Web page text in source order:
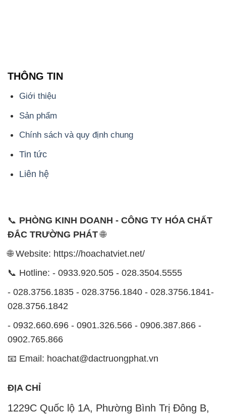
THÔNG TIN
Giới thiệu
Sản phẩm
Chính sách và quy định chung
Tin tức
Liên hệ
📞 PHÒNG KINH DOANH - CÔNG TY HÓA CHẤT
ĐẮC TRƯỜNG PHÁT🌐
🌐 Website: https://hoachatviet.net/
📞 Hotline: - 0933.920.505 - 028.3504.5555
- 028.3756.1835 - 028.3756.1840 - 028.3756.1841-
028.3756.1842
- 0932.660.696 - 0901.326.566 - 0906.387.866 -
0902.765.866
📧 Email: hoachat@dactruongphat.vn
ĐỊA CHỈ
1229C Quốc lộ 1A, Phường Bình Trị Đông B,